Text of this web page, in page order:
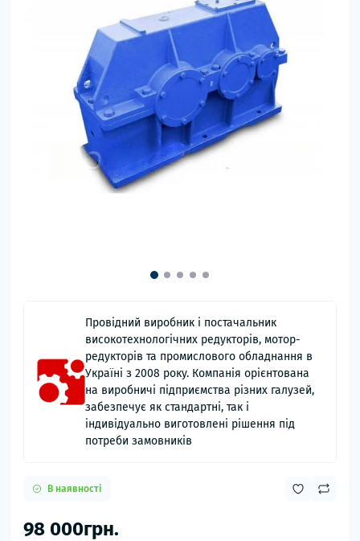
Провідний виробник і постачальник
високотехнологічних редукторів, мотор-
редукторів та промислового обладнання в
Україні з 2008 року. Компанія орієнтована
на виробничі підприємства різних галузей,
забезпечує як стандартні, так і
індивідуально виготовлені рішення під
потреби замовників
В наявності
98 000грн.